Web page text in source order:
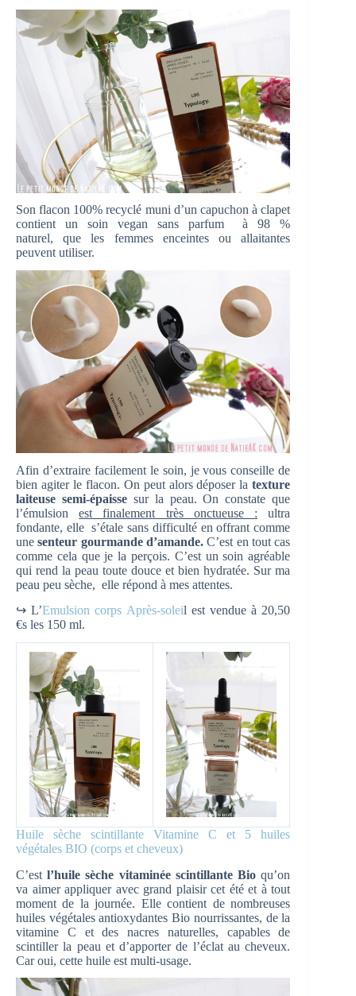
Son flacon 100% recyclé muni d’un capuchon à clapet
contient un soin vegan sans parfum à 98 %
naturel, que les femmes enceintes ou allaitantes
peuvent utiliser.
Afin d’extraire facilement le soin, je vous conseille de
bien agiter le flacon. On peut alors déposer latexture
laiteuse semi-épaissesur la peau. On constate que
l’émulsionest finalement très onctueuse : ultra
fondante, elle s’étale sans difficulté en offrant comme
une senteur gourmande d’amande.C’est en tout cas
comme cela que je la perçois. C’est un soin agréable
qui rend la peau toute douce et bien hydratée. Sur ma
peau peu sèche, elle répond à mes attentes.
↪ L’Emulsion corps Après-soleil est vendue à 20,50
€s les 150 ml.
Huile sèche scintillante Vitamine C et 5 huiles
végétales BIO (corps et cheveux)
C’estl’huile sèche vitaminée scintillante Bio qu’on
va aimer appliquer avec grand plaisir cet été et à tout
moment de la journée. Elle contient de nombreuses
huiles végétales antioxydantes Bio nourrissantes, de la
vitamine C et des nacres naturelles, capables de
scintiller la peau et d’apporter de l’éclat au cheveux.
Car oui, cette huile est multi-usage.